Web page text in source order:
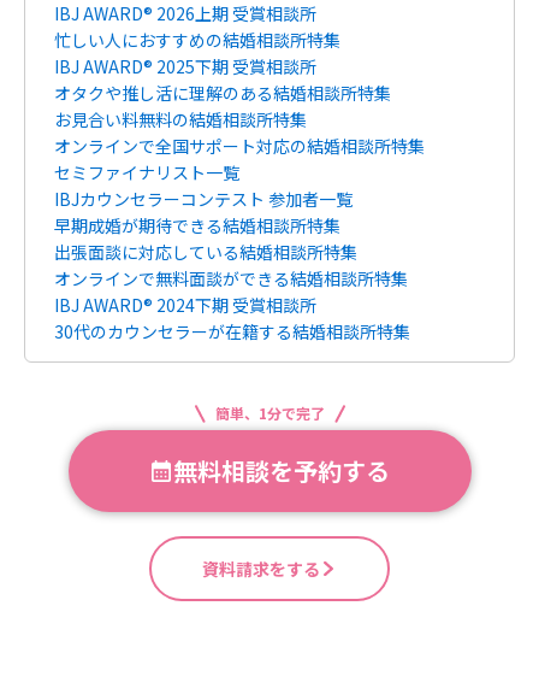
IBJ AWARD® 2026上期 受賞相談所
忙しい人におすすめの結婚相談所特集
IBJ AWARD® 2025下期 受賞相談所
オタクや推し活に理解のある結婚相談所特集
お見合い料無料の結婚相談所特集
オンラインで全国サポート対応の結婚相談所特集
セミファイナリスト一覧
IBJカウンセラーコンテスト 参加者一覧
早期成婚が期待できる結婚相談所特集
出張面談に対応している結婚相談所特集
オンラインで無料面談ができる結婚相談所特集
IBJ AWARD® 2024下期 受賞相談所
30代のカウンセラーが在籍する結婚相談所特集
簡単、1分で完了
無料相談を予約する
資料請求をする